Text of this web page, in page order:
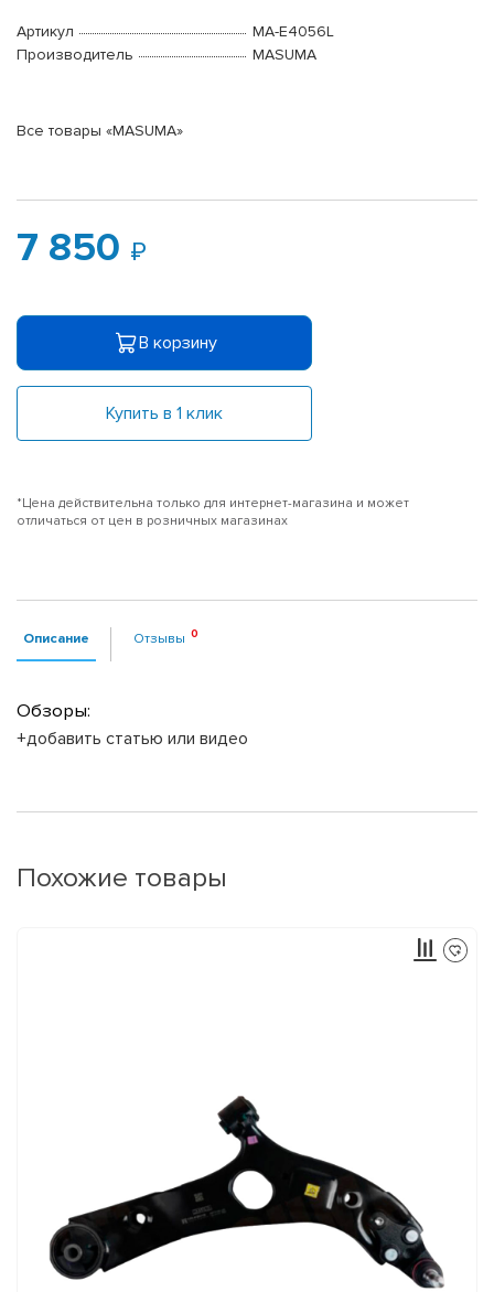
Артикул
MA-E4056L
Производитель
MASUMA
Все товары «MASUMA»
7 850
В корзину
Купить в 1 клик
*Цена действительна только для интернет-магазина и может
отличаться от цен в розничных магазинах
Описание Отзывы
Обзоры:
+добавить статью или видео
Похожие товары